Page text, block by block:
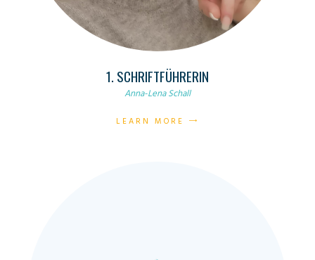
1. SCHRIFTFÜHRERIN
Anna-Lena Schall
LEARN MORE